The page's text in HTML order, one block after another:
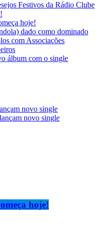
Festivos da Rádio Clube
hoje!
dado como dominado
com Associações
álbum com o single
novo single
novo single
hoje!